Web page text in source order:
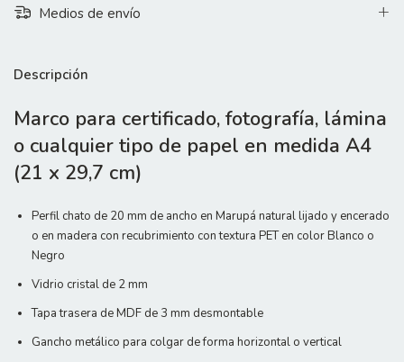
Medios de envío
Descripción
Marco para certificado, fotografía, lámina
o cualquier tipo de papel en medida A4
(21 x 29,7 cm)
Perfil chato de 20 mm de ancho en Marupá natural lijado y encerado
o en madera con recubrimiento con textura PET en color Blanco o
Negro
Vidrio cristal de 2 mm
Tapa trasera de MDF de 3 mm desmontable
Gancho metálico para colgar de forma horizontal o vertical